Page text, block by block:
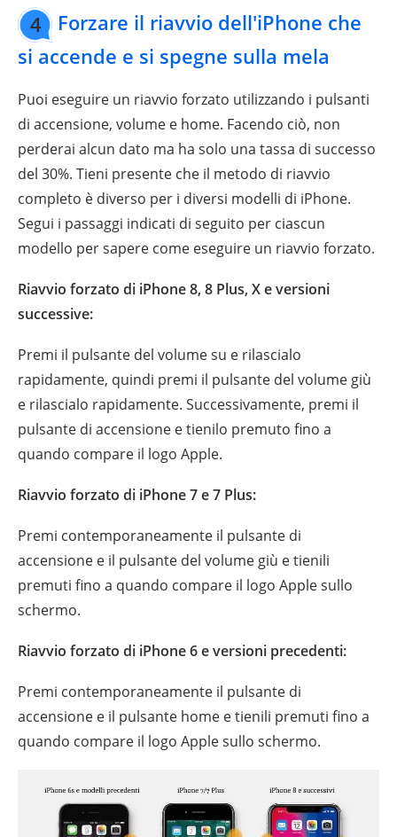
4
Forzare il riavvio dell'iPhone che
si accende e si spegne sulla mela
Puoi eseguire un riavvio forzato utilizzando i pulsanti
di accensione, volume e home. Facendo ciò, non
perderai alcun dato ma ha solo una tassa di successo
del 30%. Tieni presente che il metodo di riavvio
completo è diverso per i diversi modelli di iPhone.
Segui i passaggi indicati di seguito per ciascun
modello per sapere come eseguire un riavvio forzato.
Riavvio forzato di iPhone 8, 8 Plus, X e versioni
successive:
Premi il pulsante del volume su e rilascialo
rapidamente, quindi premi il pulsante del volume giù
e rilascialo rapidamente. Successivamente, premi il
pulsante di accensione e tienilo premuto fino a
quando compare il logo Apple.
Riavvio forzato di iPhone 7 e 7 Plus:
Premi contemporaneamente il pulsante di
accensione e il pulsante del volume giù e tienili
premuti fino a quando compare il logo Apple sullo
schermo.
Riavvio forzato di iPhone 6 e versioni precedenti:
Premi contemporaneamente il pulsante di
accensione e il pulsante home e tienili premuti fino a
quando compare il logo Apple sullo schermo.